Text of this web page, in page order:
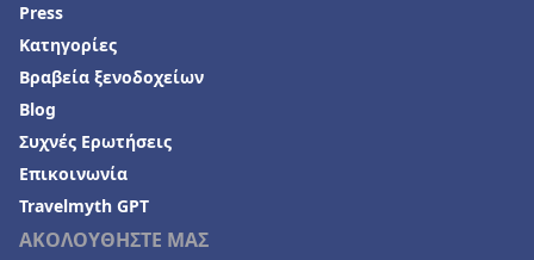
ΑΚΟΛΟΥΘΗΣΤΕ ΜΑΣ
Press
Κατηγορίες
Βραβεία ξενοδοχείων
Blog
Συχνές Ερωτήσεις
Επικοινωνία
Travelmyth GPT